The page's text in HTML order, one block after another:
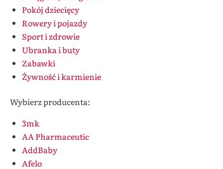
Pokój dziecięcy
Rowery i pojazdy
Sport i zdrowie
Ubranka i buty
Zabawki
Żywność i karmienie
Wybierz producenta:
3mk
AA Pharmaceutic
AddBaby
Afelo